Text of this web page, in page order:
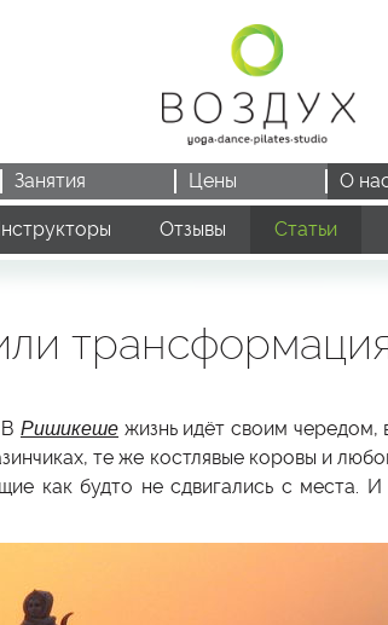
Занятия Цены О
Отзывы Статьи
Ришикеше жизнь идёт своим чередом,
те же костлявые коровы и
как будто не сдвигались с места. И